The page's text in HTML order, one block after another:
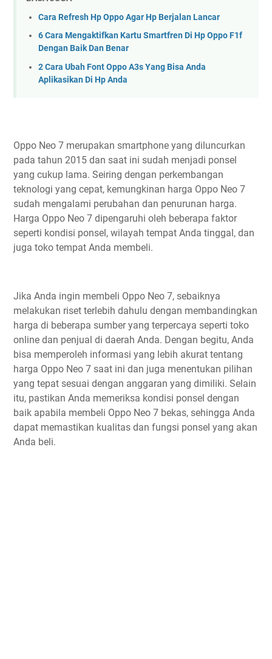
Cara Refresh Hp Oppo Agar Hp Berjalan Lancar
6 Cara Mengaktifkan Kartu Smartfren Di Hp Oppo F1f
Dengan Baik Dan Benar
2 Cara Ubah Font Oppo A3s Yang Bisa Anda
Aplikasikan Di Hp Anda
Oppo Neo 7 merupakan smartphone yang diluncurkan
pada tahun 2015 dan saat ini sudah menjadi ponsel
yang cukup lama. Seiring dengan perkembangan
teknologi yang cepat, kemungkinan harga Oppo Neo 7
sudah mengalami perubahan dan penurunan harga.
Harga Oppo Neo 7 dipengaruhi oleh beberapa faktor
seperti kondisi ponsel, wilayah tempat Anda tinggal, dan
juga toko tempat Anda membeli.
Jika Anda ingin membeli Oppo Neo 7, sebaiknya
melakukan riset terlebih dahulu dengan membandingkan
harga di beberapa sumber yang terpercaya seperti toko
online dan penjual di daerah Anda. Dengan begitu, Anda
bisa memperoleh informasi yang lebih akurat tentang
harga Oppo Neo 7 saat ini dan juga menentukan pilihan
yang tepat sesuai dengan anggaran yang dimiliki. Selain
itu, pastikan Anda memeriksa kondisi ponsel dengan
baik apabila membeli Oppo Neo 7 bekas, sehingga Anda
dapat memastikan kualitas dan fungsi ponsel yang akan
Anda beli.